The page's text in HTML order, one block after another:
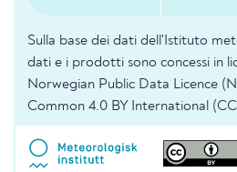
Sulla base dei dati dell'Istituto
dati e i prodotti sono concessi in
Norwegian Public Data Licence
Common 4.0 BY International